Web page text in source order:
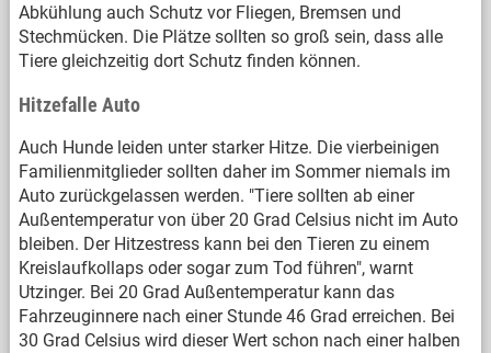
Abkühlung auch Schutz vor Fliegen, Bremsen und
Stechmücken. Die Plätze sollten so groß sein, dass alle
Tiere gleichzeitig dort Schutz finden können.
Hitzefalle Auto
Auch Hunde leiden unter starker Hitze. Die vierbeinigen
Familienmitglieder sollten daher im Sommer niemals im
Auto zurückgelassen werden. "Tiere sollten ab einer
Außentemperatur von über 20 Grad Celsius nicht im Auto
bleiben. Der Hitzestress kann bei den Tieren zu einem
Kreislaufkollaps oder sogar zum Tod führen", warnt
Utzinger. Bei 20 Grad Außentemperatur kann das
Fahrzeuginnere nach einer Stunde 46 Grad erreichen. Bei
30 Grad Celsius wird dieser Wert schon nach einer halben